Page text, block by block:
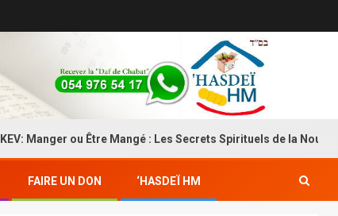
ou Être Mangé : Les Secrets Spirituels de la Nourriture
FAIRE UN DON ‘HASDEÏ HM